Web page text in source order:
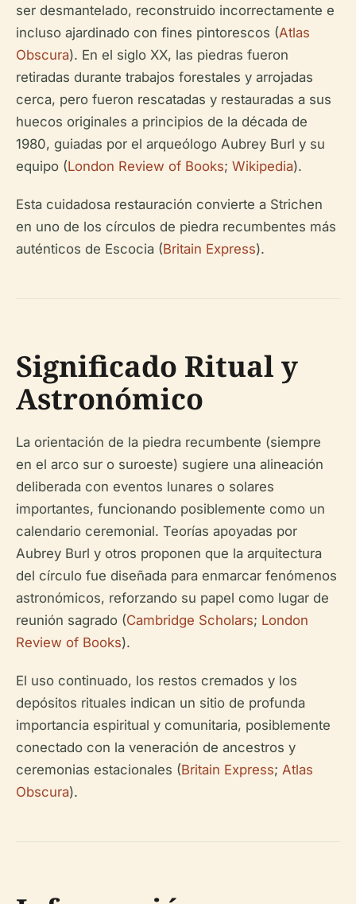
ser desmantelado, reconstruido incorrectamente e
incluso ajardinado con fines pintorescos (Atlas
Obscura). En el siglo XX, las piedras fueron
retiradas durante trabajos forestales y arrojadas
cerca, pero fueron rescatadas y restauradas a sus
huecos originales a principios de la década de
1980, guiadas por el arqueólogo Aubrey Burl y su
equipo (London Review of Books; Wikipedia).
Esta cuidadosa restauración convierte a Strichen
en uno de los círculos de piedra recumbentes más
auténticos de Escocia (Britain Express).
Significado Ritual y
Astronómico
La orientación de la piedra recumbente (siempre
en el arco sur o suroeste) sugiere una alineación
deliberada con eventos lunares o solares
importantes, funcionando posiblemente como un
calendario ceremonial. Teorías apoyadas por
Aubrey Burl y otros proponen que la arquitectura
del círculo fue diseñada para enmarcar fenómenos
astronómicos, reforzando su papel como lugar de
reunión sagrado (Cambridge Scholars; London
Review of Books).
El uso continuado, los restos cremados y los
depósitos rituales indican un sitio de profunda
importancia espiritual y comunitaria, posiblemente
conectado con la veneración de ancestros y
ceremonias estacionales (Britain Express; Atlas
Obscura).